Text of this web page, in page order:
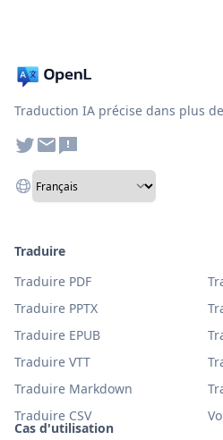
Traduction IA précise dans plus
Cas d'utilisation
Traduire
Traduire PDF
Traduire PPTX
Traduire EPUB
Traduire VTT
Traduire Markdown
Traduire CSV